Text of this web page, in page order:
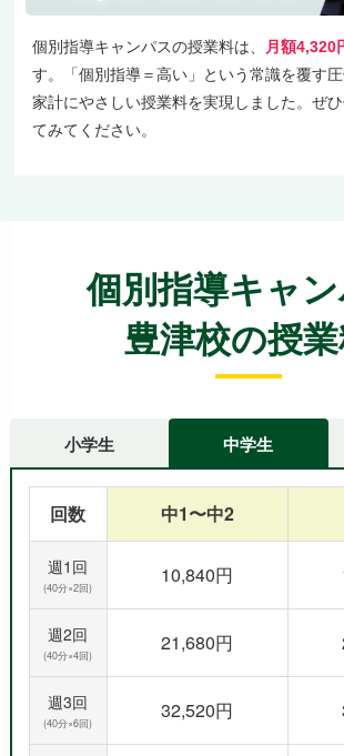
個別指導キャンパスの授業料は、 月額4,320
す。「個別指導＝高い」という常識を覆す圧
家計にやさしい授業料を実現しました。ぜ
てみてください。
個別指導キャ
豊津校の授
小学生 中学生
回数 中1〜中2
週1回
(40分×2回)
10,840円
週2回
(40分×4回)
21,680円
週3回
(40分×6回)
32,520円